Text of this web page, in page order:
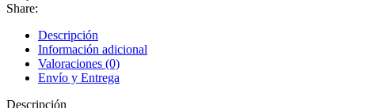
Share:
Descripción
Información adicional
Valoraciones (0)
Envío y Entrega
Descripción